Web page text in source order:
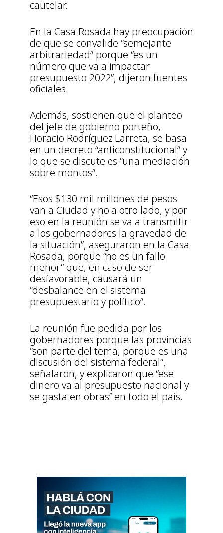
cautelar.
En la Casa Rosada hay preocupación
de que se convalide “semejante
arbitrariedad” porque “es un
número que va a impactar
presupuesto 2022”, dijeron fuentes
oficiales.
Además, sostienen que el planteo
del jefe de gobierno porteño,
Horacio Rodríguez Larreta, se basa
en un decreto “anticonstitucional” y
lo que se discute es “una mediación
sobre montos”.
“Esos $130 mil millones de pesos
van a Ciudad y no a otro lado, y por
eso en la reunión se va a transmitir
a los gobernadores la gravedad de
la situación”, aseguraron en la Casa
Rosada, porque “no es un fallo
menor” que, en caso de ser
desfavorable, causará un
“desbalance en el sistema
presupuestario y político”.
La reunión fue pedida por los
gobernadores porque las provincias
“son parte del tema, porque es una
discusión del sistema federal”,
señalaron, y explicaron que “ese
dinero va al presupuesto nacional y
se gasta en obras” en todo el país.